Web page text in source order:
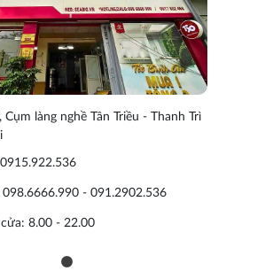
Cụm làng nghề Tân Triều - Thanh Trì
0915.922.536
098.6666.990 - 091.2902.536
8.00 - 22.00